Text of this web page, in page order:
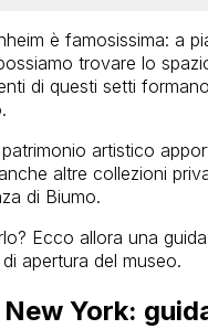
è famosissima: a
trovare lo
di questi setti
artistico
altre collezioni
di Biumo.
Ecco allora una
apertura del museo.
York: